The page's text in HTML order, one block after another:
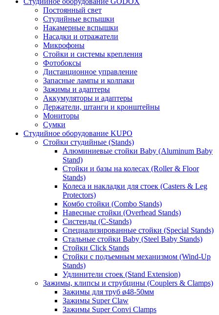
Постоянный свет
Студийные вспышки
Накамерные вспышки
Насадки и отражатели
Микрофоны
Стойки и системы крепления
Фотобоксы
Дистанционное управление
Запасные лампы и колпаки
Зажимы и адаптеры
Аккумуляторы и адаптеры
Держатели, штанги и кронштейны
Мониторы
Сумки
Студийное оборудование KUPO
Стойки студийные (Stands)
Алюминиевые стойки Baby (Aluminum Baby
Stand)
Стойки и базы на колесах (Roller & Floor
Stands)
Колеса и накладки для стоек (Casters & Leg
Protectors)
Комбо стойки (Combo Stands)
Навесные стойки (Overhead Stands)
Систенды (C-Stands)
Специализированные стойки (Special Stands)
Стальные стойки Baby (Steel Baby Stands)
Стойки Click Stands
Стойки с подъемным механизмом (Wind-Up
Stands)
Удлинители стоек (Stand Extension)
Зажимы, клипсы и струбцины (Couplers & Clamps)
Зажимы для труб ø48-50мм
Зажимы Super Claw
Зажимы Super Convi Clamps